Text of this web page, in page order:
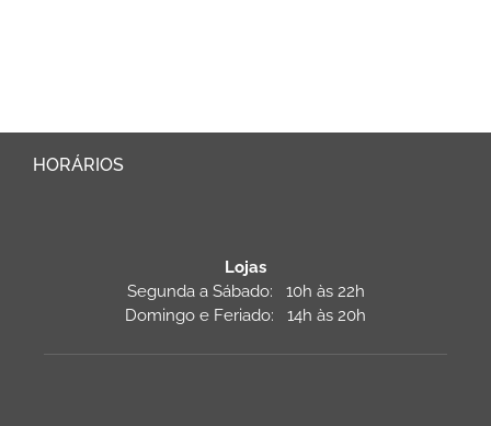
HORÁRIOS
Lojas
Segunda a Sábado: 10h às 22h
Domingo e Feriado: 14h às 20h